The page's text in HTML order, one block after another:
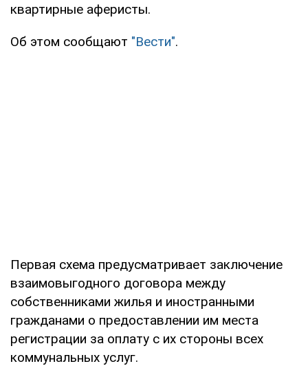
квартирные аферисты.
Об этом сообщают "Вести".
Первая схема предусматривает заключение
взаимовыгодного договора между
собственниками жилья и иностранными
гражданами о предоставлении им места
регистрации за оплату с их стороны всех
коммунальных услуг.